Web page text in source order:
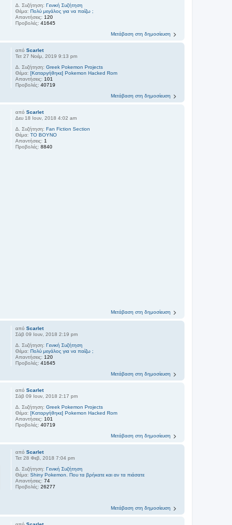
Δ. Συζήτηση: Γενική Συζήτηση
Θέμα: Πολύ μεγάλος για να παίζω ;
Απαντήσεις:120
Προβολές:41645
Μετάβαση στη δημοσίευση
απόScarlet
Τετ 27 Νοέμ, 2019 9:13 pm
Δ. Συζήτηση:Greek Pokemon Projects
Θέμα: [Καταργήθηκε] Pokemon Hacked Rom
Απαντήσεις:101
Προβολές:40719
Μετάβαση στη δημοσίευση
απόScarlet
Δευ 18 Ιουν, 2018 4:02 am
Δ. Συζήτηση: Fan Fiction Section
Θέμα:ΤΟ ΒΟΥΝΟ
Απαντήσεις:1
Προβολές:8840
Μετάβαση στη δημοσίευση
απόScarlet
Σάβ 09 Ιουν, 2018 2:19 pm
Δ. Συζήτηση:Γενική Συζήτηση
Θέμα:Πολύ μεγάλος για να παίζω ;
Απαντήσεις: 120
Προβολές:41645
Μετάβαση στη δημοσίευση
απόScarlet
Σάβ 09 Ιουν, 2018 2:17 pm
Δ. Συζήτηση:Greek Pokemon Projects
Θέμα:[Καταργήθηκε] Pokemon Hacked Rom
Απαντήσεις: 101
Προβολές:40719
Μετάβαση στη δημοσίευση
απόScarlet
Τετ 28 Φεβ, 2018 7:04 pm
Δ. Συζήτηση:Γενική Συζήτηση
Θέμα:Shiny Pokemon. Που τα βρήκατε και αν τα πιάσατε
Απαντήσεις:74
Προβολές:26277
Μετάβαση στη δημοσίευση